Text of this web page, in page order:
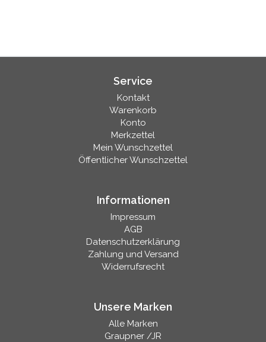
Service
Kontakt
Warenkorb
Konto
Merkzettel
Mein Wunschzettel
Öffentlicher Wunschzettel
Informationen
Impressum
AGB
Datenschutzerklärung
Zahlung und Versand
Widerrufsrecht
Unsere Marken
Alle Marken
Graupner /JR